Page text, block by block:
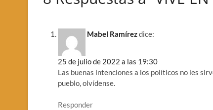
Mabel Ramírezdice:
25 de julio de 2022 a las 19:30
Las buenas intenciones a los políticos no les
pueblo, olvídense.
Responder